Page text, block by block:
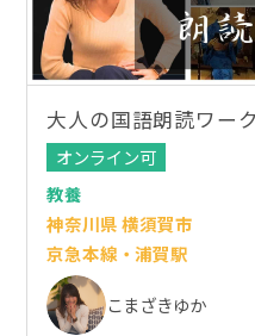
大人の国語朗読ワー
オンライン可
教養
神奈川県 横須賀市
京急本線・浦賀駅
こまざきゆか